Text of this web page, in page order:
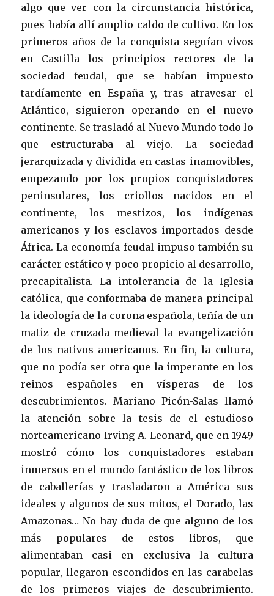
algo que ver con la circunstancia histórica,
pues había allí amplio caldo de cultivo. En los
primeros años de la conquista seguían vivos
en Castilla los principios rectores de la
sociedad feudal, que se habían impuesto
tardíamente en España y, tras atravesar el
Atlántico, siguieron operando en el nuevo
continente. Se trasladó al Nuevo Mundo todo lo
que estructuraba al viejo. La sociedad
jerarquizada y dividida en castas inamovibles,
empezando por los propios conquistadores
peninsulares, los criollos nacidos en el
continente, los mestizos, los indígenas
americanos y los esclavos importados desde
África. La economía feudal impuso también su
carácter estático y poco propicio al desarrollo,
precapitalista. La intolerancia de la Iglesia
católica, que conformaba de manera principal
la ideología de la corona española, teñía de un
matiz de cruzada medieval la evangelización
de los nativos americanos. En fin, la cultura,
que no podía ser otra que la imperante en los
reinos españoles en vísperas de los
descubrimientos. Mariano Picón-Salas llamó
la atención sobre la tesis de el estudioso
norteamericano Irving A. Leonard, que en 1949
mostró cómo los conquistadores estaban
inmersos en el mundo fantástico de los libros
de caballerías y trasladaron a América sus
ideales y algunos de sus mitos, el Dorado, las
Amazonas… No hay duda de que alguno de los
más populares de estos libros, que
alimentaban casi en exclusiva la cultura
popular, llegaron escondidos en las carabelas
de los primeros viajes de descubrimiento.